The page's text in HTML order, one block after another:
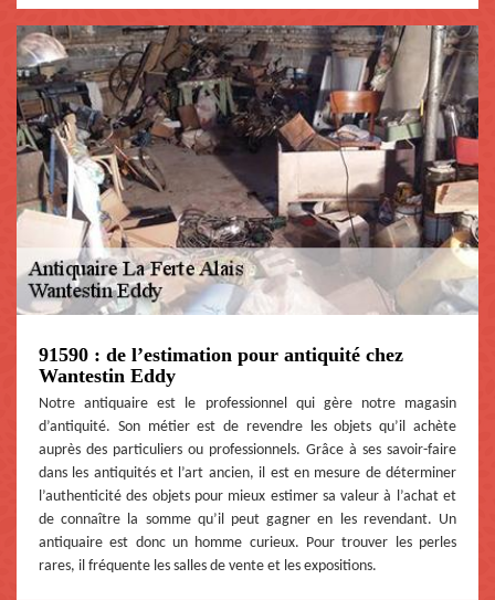
91590 : de l’estimation pour antiquité chez
Wantestin Eddy
Notre antiquaire est le professionnel qui gère notre magasin
d’antiquité. Son métier est de revendre les objets qu’il achète
auprès des particuliers ou professionnels. Grâce à ses savoir-faire
dans les antiquités et l’art ancien, il est en mesure de déterminer
l’authenticité des objets pour mieux estimer sa valeur à l’achat et
de connaître la somme qu’il peut gagner en les revendant. Un
antiquaire est donc un homme curieux. Pour trouver les perles
rares, il fréquente les salles de vente et les expositions.